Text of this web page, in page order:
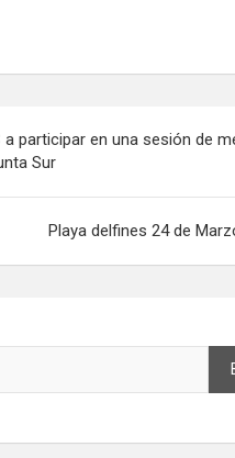
a participar en una sesión de
Sur
Playa delfines 24 de